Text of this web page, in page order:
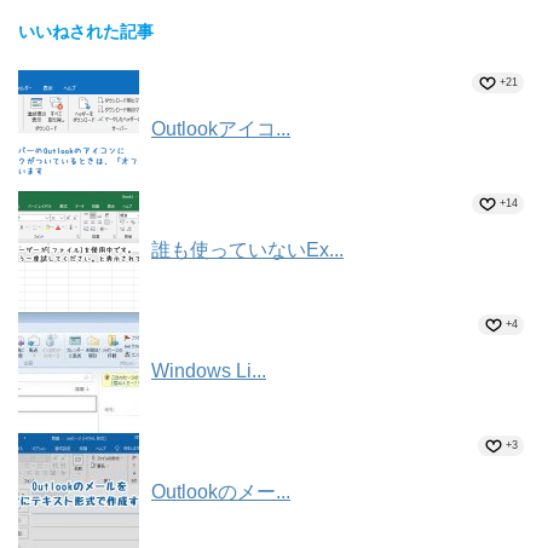
いいねされた記事
Outlookアイコ...
+21
誰も使っていないEx...
+14
Windows Li...
+4
Outlookのメー...
+3